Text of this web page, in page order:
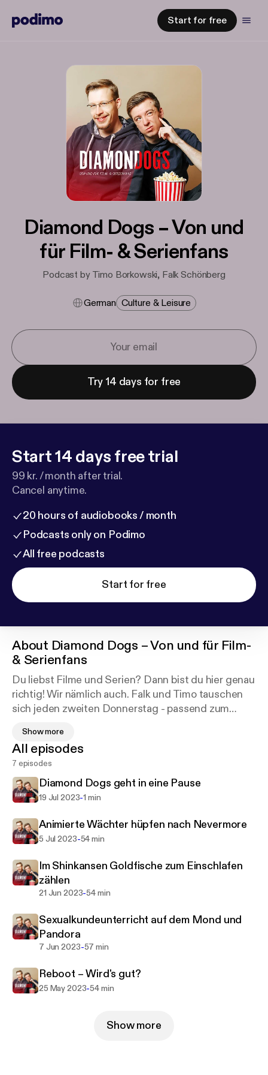
Start for free
Diamond Dogs – Von und
für Film- & Serienfans
Podcast by Timo Borkowski, Falk Schönberg
German Culture & Leisure
Try 14 days for free
Start 14 days free trial
99 kr. / month after trial.
Cancel anytime.
20 hours of audiobooks / month
Podcasts only on Podimo
All free podcasts
Start for free
About Diamond Dogs – Von und für Film-
& Serienfans
Du liebst Filme und Serien? Dann bist du hier genau
richtig! Wir nämlich auch. Falk und Timo tauschen
sich jeden zweiten Donnerstag - passend zum
über liebgewonnene oder einfach aktuelle Filme
und Serien sowie Klassiker und die neuesten News
rund ums Bewegtbild aus.
Wir sind ein spoilerfreier Film- und Serienpodcast.
einfach tiefer in den Film/die Serie abtauchen
wollen, markieren wir dies mit Hilfe der
der entsprechenden Stelle an.
Du willst uns auch über das Thema Filme und Serien
hinaus zuhören? Dann lausche doch mal in unseren
Podcast „Voltage“ rein. Dort nehmen wir dich mit in
die Welt der erneuerbaren Energien und der
Elektromobilität.
Show more
All episodes
7 episodes
Diamond Dogs geht in eine Pause
19 Jul 2023-1 min
Animierte Wächter hüpfen nach Nevermore
5 Jul 2023-54 min
Im Shinkansen Goldfische zum Einschlafen
zählen
21 Jun 2023-54 min
Sexualkundeunterricht auf dem Mond und
Pandora
7 Jun 2023-57 min
Reboot – Wird's gut?
25 May 2023-54 min
Show more